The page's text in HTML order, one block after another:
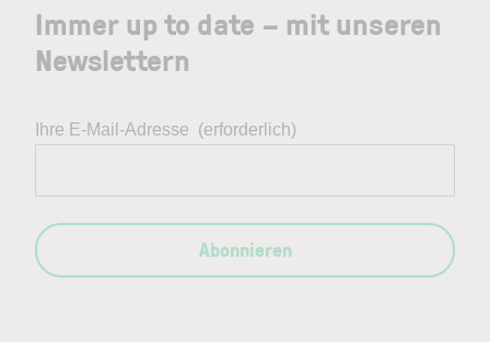
Immer up to date – mit unseren
Newslettern
Ihre E-Mail-Adresse (erforderlich)
Abonnieren